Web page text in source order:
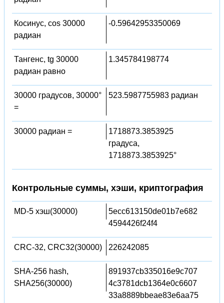
Косинус, cos 30000
радиан
-0.59642953350069
Тангенс, tg 30000
радиан равно
1.345784198774
30000 градусов, 30000°
=
523.5987755983 радиан
30000 радиан =
1718873.3853925
градуса,
1718873.3853925°
Контрольные суммы, хэши, криптография
MD-5 хэш(30000)
5ecc613150de01b7e682
4594426f24f4
CRC-32, CRC32(30000) 226242085
SHA-256 hash,
SHA256(30000)
891937cb335016e9c707
4c3781dcb1364e0c6607
33a8889bbeae83e6aa75